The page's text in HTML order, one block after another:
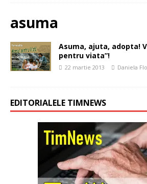
asuma
Asuma, ajuta, adopta!
pentru viata”!
22 martie 2013 Daniela
EDITORIALELE TIMNEWS